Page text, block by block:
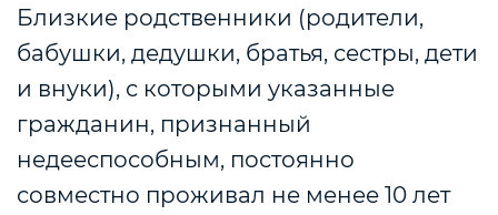
Близкие родственники (родители,
бабушки, дедушки, братья, сестры, дети
и внуки), с которыми указанные
гражданин, признанный
недееспособным, постоянно
совместно проживал не менее 10 лет